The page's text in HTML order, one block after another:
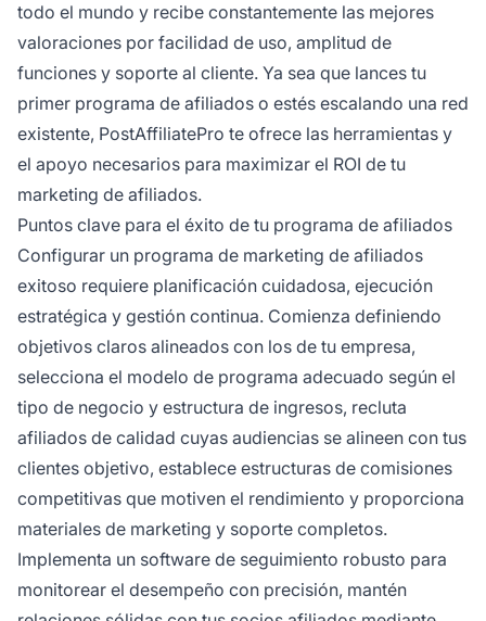
todo el mundo y recibe constantemente las mejores
valoraciones por facilidad de uso, amplitud de
funciones y soporte al cliente. Ya sea que lances tu
primer programa de afiliados o estés escalando una red
existente, PostAffiliatePro te ofrece las herramientas y
el apoyo necesarios para maximizar el ROI de tu
marketing de afiliados.
Puntos clave para el éxito de tu programa de afiliados
Configurar un programa de marketing de afiliados
exitoso requiere planificación cuidadosa, ejecución
estratégica y gestión continua. Comienza definiendo
objetivos claros alineados con los de tu empresa,
selecciona el modelo de programa adecuado según el
tipo de negocio y estructura de ingresos, recluta
afiliados de calidad cuyas audiencias se alineen con tus
clientes objetivo, establece estructuras de comisiones
competitivas que motiven el rendimiento y proporciona
materiales de marketing y soporte completos.
Implementa un software de seguimiento robusto para
monitorear el desempeño con precisión, mantén